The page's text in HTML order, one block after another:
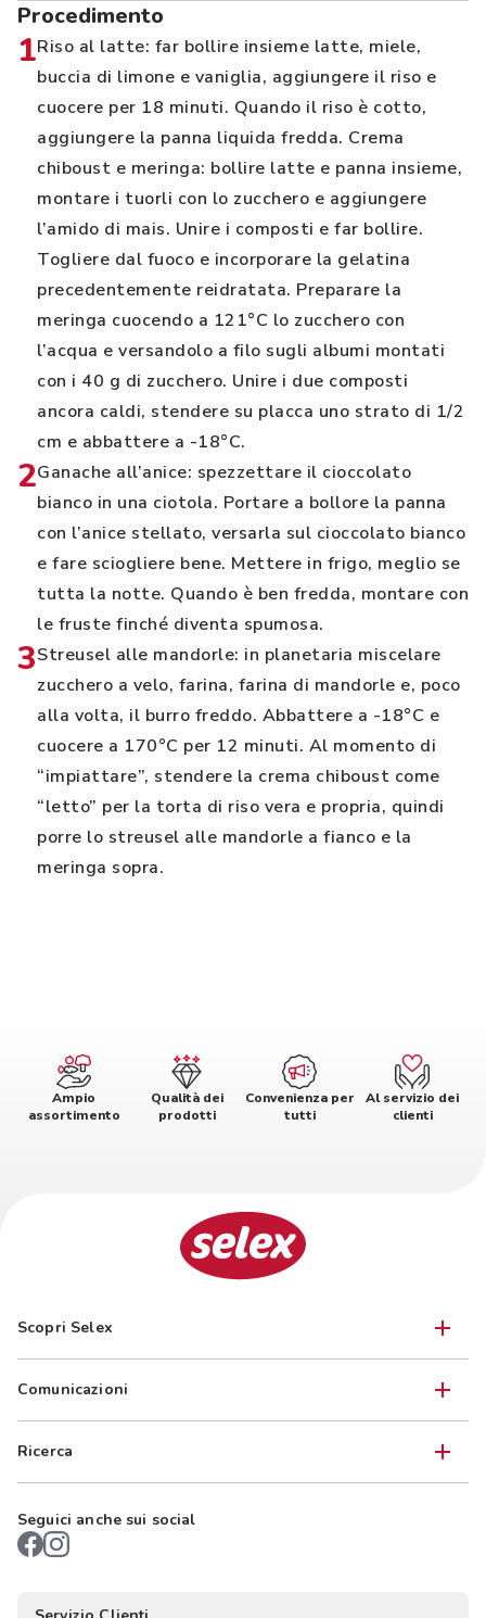
Procedimento
1Riso al latte: far bollire insieme latte, miele,
buccia di limone e vaniglia, aggiungere il riso e
cuocere per 18 minuti. Quando il riso è cotto,
aggiungere la panna liquida fredda. Crema
chiboust e meringa: bollire latte e panna insieme,
montare i tuorli con lo zucchero e aggiungere
l’amido di mais. Unire i composti e far bollire.
Togliere dal fuoco e incorporare la gelatina
precedentemente reidratata. Preparare la
meringa cuocendo a 121°C lo zucchero con
l’acqua e versandolo a filo sugli albumi montati
con i 40 g di zucchero. Unire i due composti
ancora caldi, stendere su placca uno strato di 1/2
cm e abbattere a -18°C.
2Ganache all’anice: spezzettare il cioccolato
bianco in una ciotola. Portare a bollore la panna
con l’anice stellato, versarla sul cioccolato bianco
e fare sciogliere bene. Mettere in frigo, meglio se
tutta la notte. Quando è ben fredda, montare con
le fruste finché diventa spumosa.
3Streusel alle mandorle: in planetaria miscelare
zucchero a velo, farina, farina di mandorle e, poco
alla volta, il burro freddo. Abbattere a -18°C e
cuocere a 170°C per 12 minuti. Al momento di
“impiattare”, stendere la crema chiboust come
“letto” per la torta di riso vera e propria, quindi
porre lo streusel alle mandorle a fianco e la
meringa sopra.
Ampio
assortimento
Qualità dei
prodotti
Convenienza per
tutti
Al servizio dei
clienti
Scopri Selex
Comunicazioni
Ricerca
Seguici anche sui social